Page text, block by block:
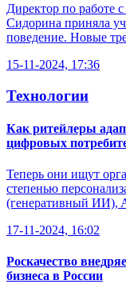
Директор по работе
Сидорина приняла
поведение. Новые
15-11-2024, 17:36
Технологии
Как ритейлеры
цифровых
Теперь они ищут
степенью
(генеративный ИИ),
17-11-2024, 16:02
Роскачество
бизнеса в России